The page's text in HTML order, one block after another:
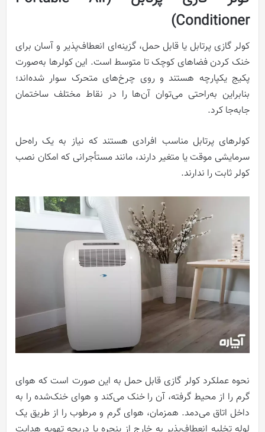
Conditioner)
کولر گازی پرتابل یا قابل حمل، گزینه‌ای انعطاف‌پذیر و آسان برای
خنک کردن فضاهای کوچک تا متوسط است. این کولرها به‌صورت
پکیج یکپارچه هستند و روی چرخ‌های متحرک سوار شده‌اند؛
بنابراین به‌راحتی می‌توان آن‌ها را در نقاط مختلف ساختمان
جابه‌جا کرد.
کولرهای پرتابل مناسب افرادی هستند که نیاز به یک راه‌حل
سرمایشی موقت یا متغیر دارند، مانند مستأجرانی که امکان نصب
کولر ثابت را ندارند.
نحوه عملکرد کولر گازی قابل حمل به این صورت است که هوای
گرم را از محیط گرفته، آن را خنک می‌کند و هوای خنک‌شده را به
داخل اتاق می‌دمد. همزمان، هوای گرم و مرطوب را از طریق یک